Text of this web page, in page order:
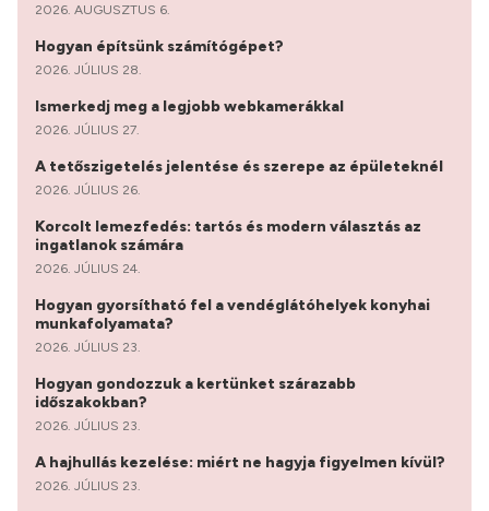
2026. AUGUSZTUS 6.
Hogyan építsünk számítógépet?
2026. JÚLIUS 28.
Ismerkedj meg a legjobb webkamerákkal
2026. JÚLIUS 27.
A tetőszigetelés jelentése és szerepe az épületeknél
2026. JÚLIUS 26.
Korcolt lemezfedés: tartós és modern választás az
ingatlanok számára
2026. JÚLIUS 24.
Hogyan gyorsítható fel a vendéglátóhelyek konyhai
munkafolyamata?
2026. JÚLIUS 23.
Hogyan gondozzuk a kertünket szárazabb
időszakokban?
2026. JÚLIUS 23.
A hajhullás kezelése: miért ne hagyja figyelmen kívül?
2026. JÚLIUS 23.